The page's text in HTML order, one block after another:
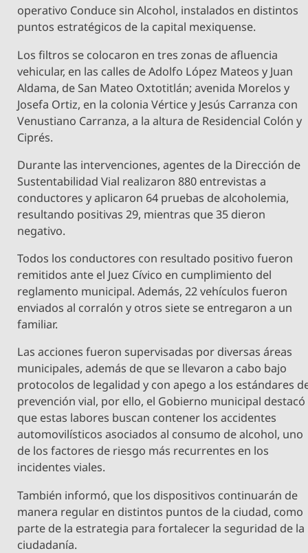
operativo Conduce sin Alcohol, instalados en distintos
puntos estratégicos de la capital mexiquense.
Los filtros se colocaron en tres zonas de afluencia
vehicular, en las calles de Adolfo López Mateos y Juan
Aldama, de San Mateo Oxtotitlán; avenida Morelos y
Josefa Ortiz, en la colonia Vértice y Jesús Carranza con
Venustiano Carranza, a la altura de Residencial Colón y
Ciprés.
Durante las intervenciones, agentes de la Dirección de
Sustentabilidad Vial realizaron 880 entrevistas a
conductores y aplicaron 64 pruebas de alcoholemia,
resultando positivas 29, mientras que 35 dieron
negativo.
Todos los conductores con resultado positivo fueron
remitidos ante el Juez Cívico en cumplimiento del
reglamento municipal. Además, 22 vehículos fueron
enviados al corralón y otros siete se entregaron a un
familiar.
Las acciones fueron supervisadas por diversas áreas
municipales, además de que se llevaron a cabo bajo
protocolos de legalidad y con apego a los estándares
prevención vial, por ello, el Gobierno municipal destacó
que estas labores buscan contener los accidentes
automovilísticos asociados al consumo de alcohol, uno
de los factores de riesgo más recurrentes en los
incidentes viales.
También informó, que los dispositivos continuarán de
manera regular en distintos puntos de la ciudad, como
parte de la estrategia para fortalecer la seguridad de la
ciudadanía.